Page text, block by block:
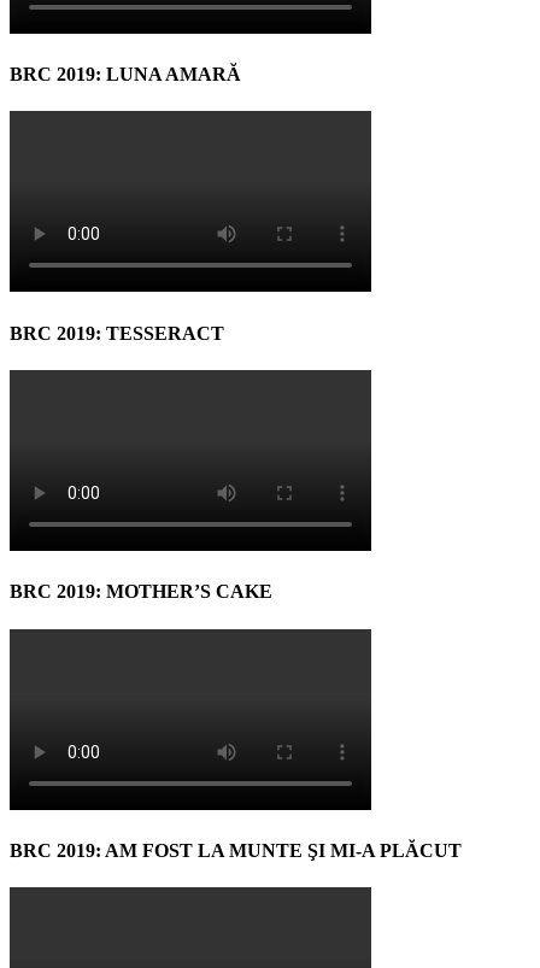
BRC 2019: LUNA AMARĂ
BRC 2019: TESSERACT
BRC 2019: MOTHER’S CAKE
BRC 2019: AM FOST LA MUNTE ŞI MI-A PLĂCUT